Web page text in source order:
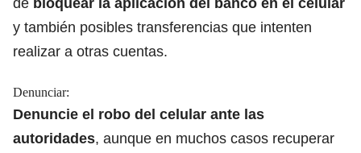
y también posibles transferencias que intenten
realizar a otras cuentas.
Denunciar:
Denuncie el robo del celular ante las
autoridades, aunque en muchos casos recuperar